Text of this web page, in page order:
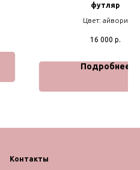
футляр
Цвет: айвори
16 000 р.
Подробнее
Контакты